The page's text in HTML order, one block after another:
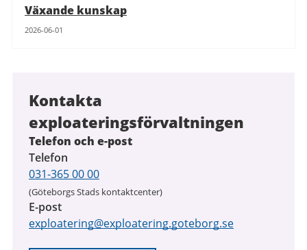
Växande kunskap
2026-06-01
Kontakta
exploateringsförvaltningen
Telefon och e-post
Telefon
031-365 00 00
(Göteborgs Stads kontaktcenter)
E-post
exploatering@exploatering.goteborg.se